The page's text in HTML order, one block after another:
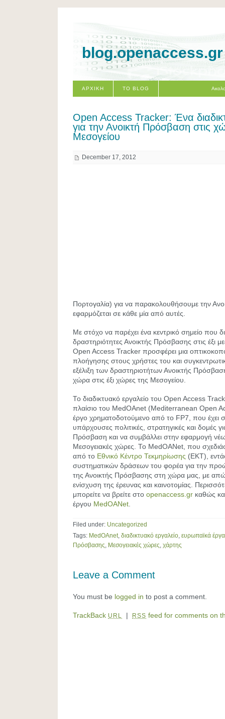
blog.openaccess.gr
ΑΡΧΙΚΗ ΤΟ BLOG
Open Access Tracker: Ένα
για την Ανοικτή Πρόσβαση στις
Μεσογείου
December 17, 2012
Πορτογαλία) για να παρακολουθήσουμε την
εφαρμόζεται σε κάθε μία από αυτές.
Με στόχο να παρέχει ένα κεντρικό σημείο που
δραστηριότητες Ανοικτής Πρόσβασης στις έξι
Οpen Access Tracker προσφέρει μια
πλοήγησης στους χρήστες του και
εξέλιξη των δραστηριοτήτων Ανοικτής
χώρα στις έξι χώρες της Μεσογείου.
Το διαδικτυακό εργαλείο του Open Access
πλαίσιο του MedOAnet (Mediterranean Open
έργο χρηματοδοτούμενο από το FP7, που έχει
υπάρχουσες πολιτικές, στρατηγικές και δομές
Πρόσβαση και να συμβάλλει στην εφαρμογή νέων
Μεσογειακές χώρες. Το MedOANet, που
από το Eθνικό Κέντρο Τεκμηρίωσης (ΕΚΤ),
συστηματικών δράσεων του φορέα για την
της Ανοικτής Πρόσβασης στη χώρα μας, με
ενίσχυση της έρευνας και καινοτομίας.
μπορείτε να βρείτε στο openaccess.gr καθώς
έργου MedOANet.
Filed under: Uncategorized
Tags: MedOAnet, διαδικτυακό εργαλείο, ευρωπαϊκά έργα
Πρόσβασης, Μεσογειακές χώρες, χάρτης
Leave a Comment
You must be logged in to post a comment.
TrackBack URL RSS feed for comments on